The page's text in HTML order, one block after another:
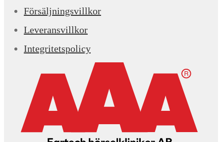
Försäljningsvillkor
Leveransvillkor
Integritetspolicy